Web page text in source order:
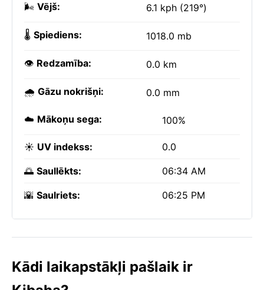
🌬️ Vējš: 6.1 kph (219°)
🌡️ Spiediens: 1018.0 mb
👁️ Redzamība: 0.0 km
🌧️ Gāzu nokrišņi: 0.0 mm
☁️ Mākoņu sega: 100%
☀️ UV indekss: 0.0
🌅 Saullēkts: 06:34 AM
🌇 Saulriets: 06:25 PM
Kādi laikapstākļi pašlaik ir